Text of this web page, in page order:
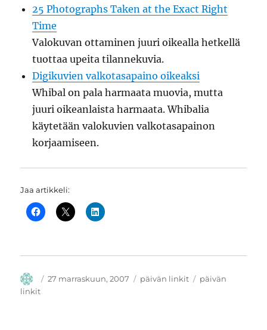
25 Photographs Taken at the Exact Right
Time
Valokuvan ottaminen juuri oikealla hetkellä
tuottaa upeita tilannekuvia.
Digikuvien valkotasapaino oikeaksi
Whibal on pala harmaata muovia, mutta
juuri oikeanlaista harmaata. Whibalia
käytetään valokuvien valkotasapainon
korjaamiseen.
Jaa artikkeli:
Kirjoittaja
Julkaistu
27 marraskuun, 2007 Kategoriat
päivän linkit Avainsanat
päivän
linkit